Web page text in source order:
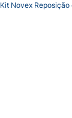
Kit Novex